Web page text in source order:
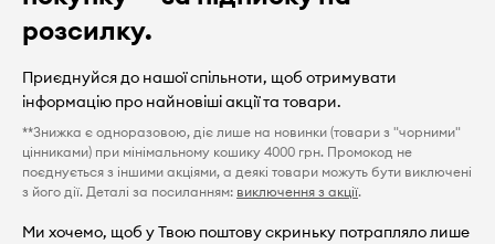
розсилку.
Приєднуйся до нашої спільноти, щоб отримувати
інформацію про найновіші акції та товари.
**Знижка є одноразовою, діє лише на новинки (товари з "чорними"
цінниками) при мінімальному кошику 4000 грн. Промокод не
поєднується з іншими акціями, а деякі товари можуть бути виключені
з його дії. Деталі за посиланням: виключення з акції.
Ми хочемо, щоб у Твою поштову скриньку потрапляло лише